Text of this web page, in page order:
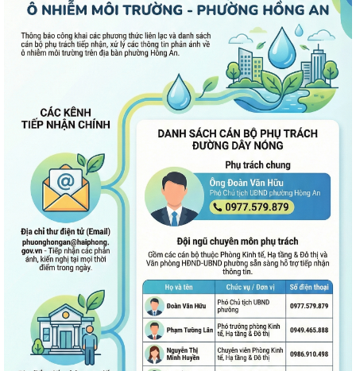
UBND phường Hồng An thông tin về Nghị quyết số 23/2026/NQ-HĐND
ngày 28/7/2026 của HĐND thành phố...
Bình dân học vụ số - nền tảng cho sự phát triển trong kỷ nguyên số
Thông báo về việc niêm yết công khai Phương án bồi thường, hỗ trợ dự
kiến đối với các hộ gia đình,...
QUAN ĐIỂM CỐT LÕI CỦA NGHỊ QUYẾT SỐ 80-NQ/TW NGÀY
07/01/2026 VỀ PHÁT TRIỂN VĂN HOÁ VIỆT NAM - XÂY...
PHƯỜNG HỒNG AN TỔ CHỨC SƠ KẾT ĐÁNH GIÁ TÌNH HÌNH TRIỂN KHAI
THỰC HIỆN MÔ HÌNH “TỔ DÂN PHỐ KHÔNG MA...
ĐẶT TÊN 03 ĐƯỜNG, 05 PHỐ TRÊN ĐỊA BÀN PHƯỜNG HỒNG AN – DẤU